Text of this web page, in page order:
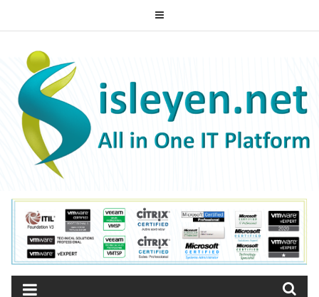
to
ISLEYEN.NET
All-in-One IT Platform